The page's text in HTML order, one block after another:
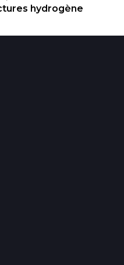
hydrogène